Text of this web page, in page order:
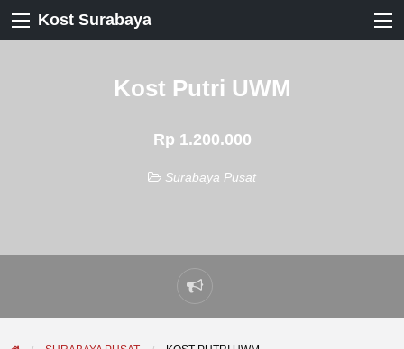
Kost Surabaya
Kost Putri UWM
Rp 1.200.000
Surabaya Pusat
Laporkan
masalah